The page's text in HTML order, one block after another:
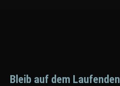
Bleib auf dem Laufenden